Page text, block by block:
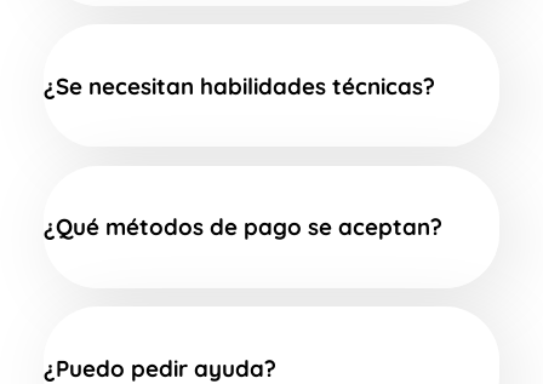
¿Se necesitan habilidades técnicas?
¿Qué métodos de pago se aceptan?
¿Puedo pedir ayuda?